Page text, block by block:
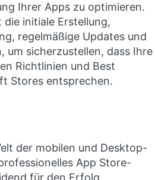
Ihrer Apps zu optimieren.
die initiale Erstellung,
regelmäßige Updates und
um sicherzustellen, dass Ihre
Richtlinien und Best
Stores entsprechen.
der mobilen und Desktop-
App Store-